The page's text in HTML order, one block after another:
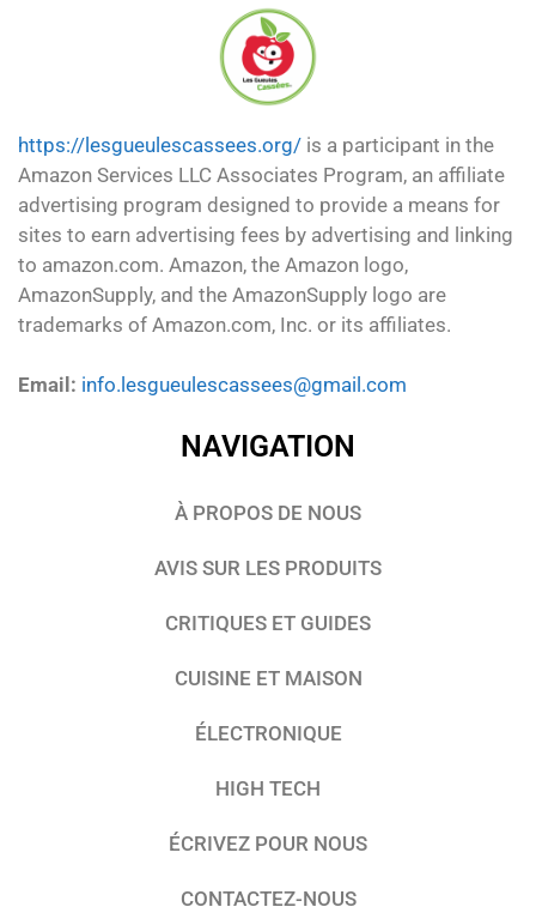
https://lesgueulescassees.org/ is a participant in the
Amazon Services LLC Associates Program, an affiliate
advertising program designed to provide a means for
sites to earn advertising fees by advertising and linking
to amazon.com. Amazon, the Amazon logo,
AmazonSupply, and the AmazonSupply logo are
trademarks of Amazon.com, Inc. or its affiliates.
Email: info.lesgueulescassees@gmail.com
NAVIGATION
À PROPOS DE NOUS
AVIS SUR LES PRODUITS
CRITIQUES ET GUIDES
CUISINE ET MAISON
ÉLECTRONIQUE
HIGH TECH
ÉCRIVEZ POUR NOUS
CONTACTEZ-NOUS